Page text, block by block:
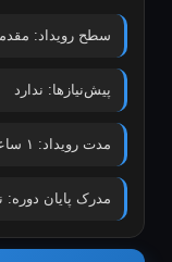
سطح رویداد:
پیش‌نیازها: ندارد
مدت رویداد: ۱ ساعت
مدرک پایان دوره: